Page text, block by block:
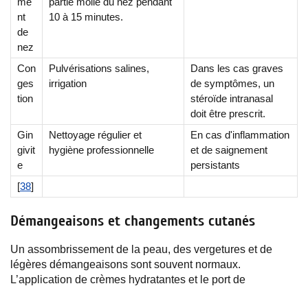
nt
de
nez
10 à 15 minutes.
Con
ges
tion
Pulvérisations salines,
irrigation
Dans les cas graves
de symptômes, un
stéroïde intranasal
doit être prescrit.
Gin
givit
e
Nettoyage régulier et
hygiène professionnelle
En cas d'inflammation
et de saignement
persistants
[38]
Démangeaisons et changements cutanés
Un assombrissement de la peau, des vergetures et de
légères démangeaisons sont souvent normaux.
L’application de crèmes hydratantes et le port de